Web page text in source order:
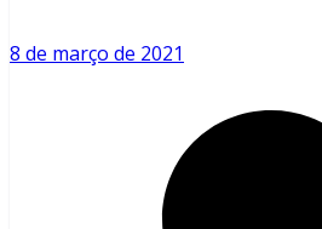
8 de março de 2021